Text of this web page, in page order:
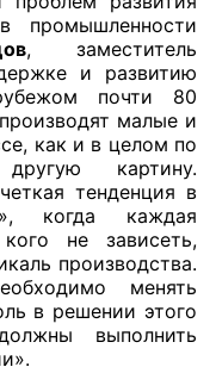
условий
промышленности
, заместитель
и развитию
почти 80
малые и
как и в целом по
картину.
тенденция в
когда каждая
не зависеть,
производства.
менять
в решении этого
выполнить